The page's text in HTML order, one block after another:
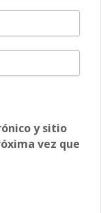
y sitio
vez que